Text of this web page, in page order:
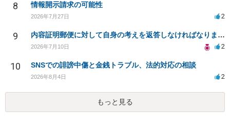
8 情報開示請求の可能性
2026年7月27日 2
9 内容証明郵便に対して自身の考えを返答しなければなりませんか？
2026年7月10日 2
10 SNSでの誹謗中傷と金銭トラブル、法的対応の相談
2026年8月4日 2
もっと見る